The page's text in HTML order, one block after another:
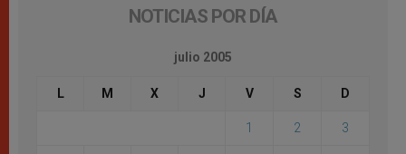
NOTICIAS POR DÍA
julio 2005
L M X J V S D
1 2 3